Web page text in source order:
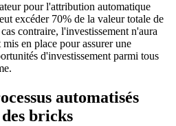
pour l'attribution automatique
excéder 70% de la valeur totale de
contraire, l'investissement n'aura
en place pour assurer une
d'investissement parmi tous
automatisés
bricks